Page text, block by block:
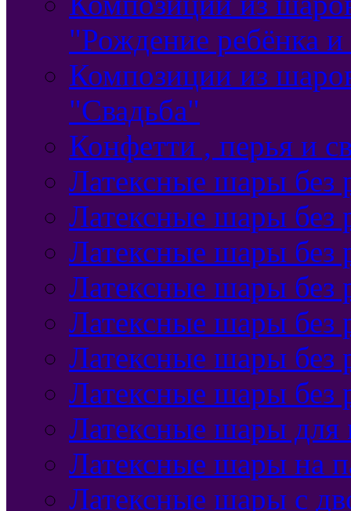
"Рождение ребёнка
Композиции из
"Свадьба"
Конфетти , перья и
Латексные шары без
Латексные шары без
Латексные шары без
Латексные шары без
Латексные шары без
Латексные шары без
Латексные шары без
Латексные шары
Латексные шары на
Латексные шары с